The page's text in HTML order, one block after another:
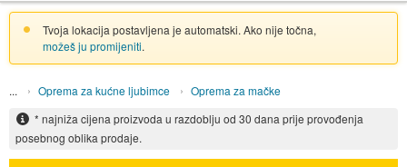
Tvoja lokacija postavljena je automatski. Ako nije točna,
možeš ju promijeniti.
Oprema za kućne ljubimce
Oprema za mačke
* najniža cijena proizvoda u razdoblju od 30 dana prije provođenja
posebnog oblika prodaje.